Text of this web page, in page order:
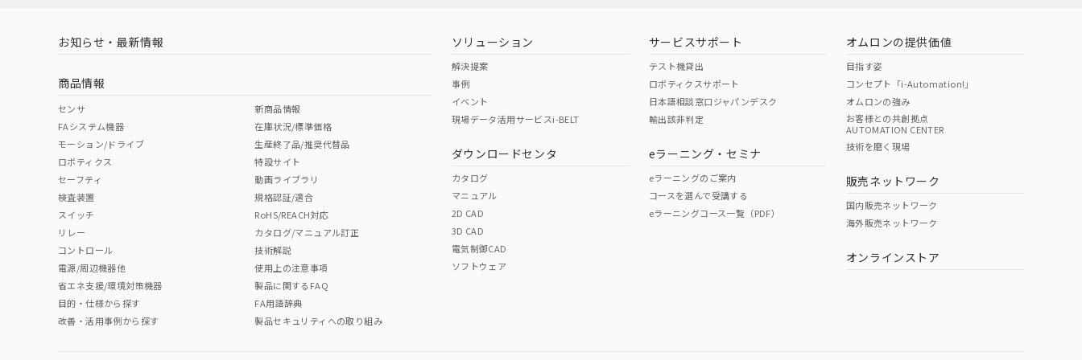
中国 RoHS 注意事項・凡例
中国 RoHS表
Pb Hg Cr(VI)
O O
"対応済み"や非含有の記載がされた商品であっても、流通在庫等で未対応品が混在する可能性があります。
非含有品が必要な際は、弊社営業部門もしくは販売店へお問い合わせください。
お知らせ・最新情報
商品情報
センサ
FAシステム機器
モーション/ドライブ
ロボティクス
セーフティ
検査装置
スイッチ
リレー
コントロール
電源/周辺機器他
省エネ支援/環境対策機器
目的・仕様から探す
改善・活用事例から探す
新商品情報
在庫状況/標準価格
生産終了品/推奨代替品
特設サイト
動画ライブラリ
規格認証/適合
RoHS/REACH対応
カタログ/マニュアル訂正
技術解説
使用上の注意事項
製品に関するFAQ
FA用語辞典
製品セキュリティへの取り組み
ソリューション
解決提案
事例
イベント
現場データ活用サービスi-BELT
ダウンロードセンタ
カタログ
マニュアル
2D CAD
3D CAD
電気制御CAD
ソフトウェア
サービスサポート
テスト機貸出
ロボティクスサポート
日本語相談窓口ジャパンデスク
輸出該非判定
eラーニング・セミナ
eラーニングのご案内
コースを選んで受講する
eラーニングコース一覧（PDF）
オムロンの提供価値
目指す姿
コンセプト「i-Automation!」
オムロンの強み
お客様との共創拠点
AUTOMATION CENTER
技術を磨く現場
販売ネットワーク
国内販売ネットワーク
海外販売ネットワーク
オンラインストア